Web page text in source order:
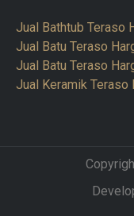
Jual Bathtub Teraso
Jual Batu Teraso
Jual Batu Teraso
Jual Keramik Teraso